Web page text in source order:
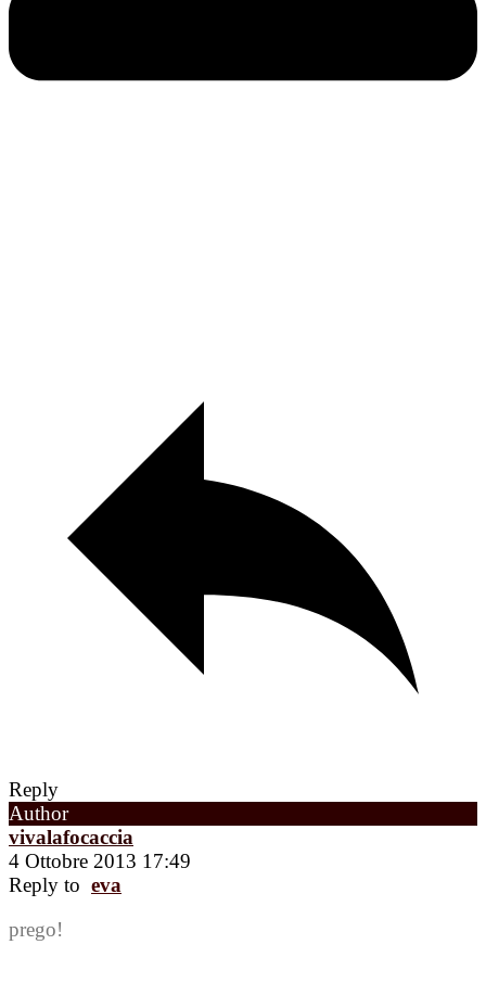
Reply
Author
vivalafocaccia
4 Ottobre 2013 17:49
Reply to eva
prego!